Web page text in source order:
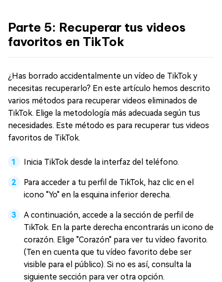
Parte 5: Recuperar tus videos
favoritos en TikTok
¿Has borrado accidentalmente un vídeo de TikTok y
necesitas recuperarlo? En este artículo hemos descrito
varios métodos para recuperar videos eliminados de
TikTok. Elige la metodología más adecuada según tus
necesidades. Este método es para recuperar tus videos
favoritos de TikTok.
Inicia TikTok desde la interfaz del teléfono.
Para acceder a tu perfil de TikTok, haz clic en el
icono "Yo" en la esquina inferior derecha.
A continuación, accede a la sección de perfil de
TikTok. En la parte derecha encontrarás un icono de
corazón. Elige "Corazón" para ver tu vídeo favorito.
(Ten en cuenta que tu vídeo favorito debe ser
visible para el público). Si no es así, consulta la
siguiente sección para ver otra opción.